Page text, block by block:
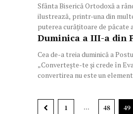
Sfânta Biserică Ortodoxă a
ilustrează, printr-una din
puterea curăţitoare de păcate
Duminica a III-a din
Cea de-a treia duminică a
„Convertește-te și crede în
convertirea nu este un
1 ... 48 49